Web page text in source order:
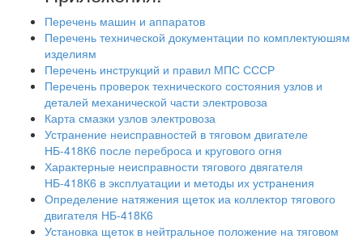
Перечень машин и аппаратов
Перечень технической документации по комплектуюшям
изделиям
Перечень инструкций и правил МПС СССР
Перечень проверок технического состояния узлов и
деталей механической части электровоза
Карта смазки узлов электровоза
Устранение неисправностей в тяговом двигателе
НБ-418К6 после переброса и кругового огня
Характерные неисправности тягового двягателя
НБ-418К6 в эксплуатации и методы их устранения
Определение натяжения щеток иа коллектор тягового
двигателя НБ-418К6
Установка щеток в нейтральное положение на тяговом